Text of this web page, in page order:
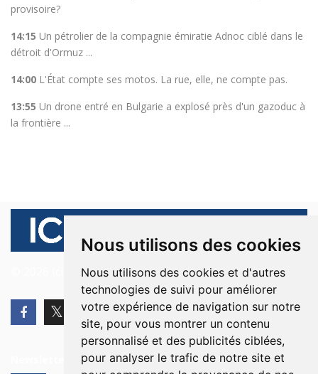
Nous utilisons des cookies
Nous utilisons des cookies et d'autres
technologies de suivi pour améliorer
votre expérience de navigation sur notre
site, pour vous montrer un contenu
personnalisé et des publicités ciblées,
pour analyser le trafic de notre site et
provisoire?
14:15 Un pétrolier de la compagnie émiratie Adnoc ciblé dans le
détroit d'Ormuz ...
14:00 L'État compte ses motos. La rue, elle, ne compte pas.
13:55 Un drone entré en Bulgarie a explosé près d'un gazoduc à
la frontière ...
© 2026 Ici Beyrouth. Tous les droits sont réservés.